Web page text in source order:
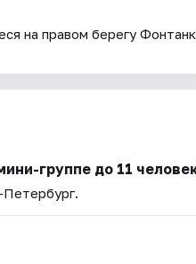
на правом берегу
группе до 11